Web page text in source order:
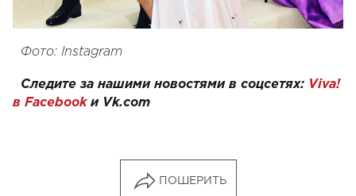
Фото: Instagram
Следите за нашими новостями в соцсетях: Viva!
в Facebookи Vk.com
ПОШЕРИТЬ